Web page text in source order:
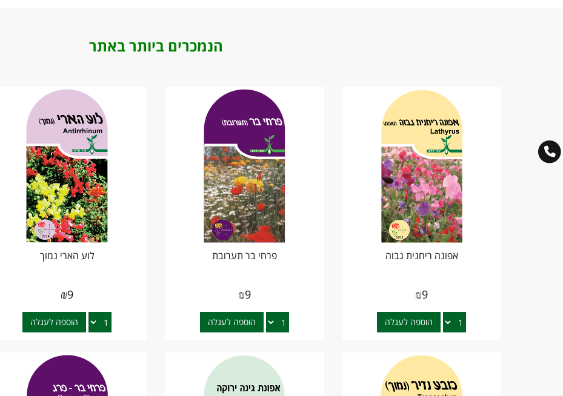
הנמכרים ביותר באתר
אפונה ריחנית גבוה
₪9
הוספה לעגלה
פרחי בר תערובת
₪9
הוספה לעגלה
לוע הארי נמוך
₪9
הוספה לעגלה